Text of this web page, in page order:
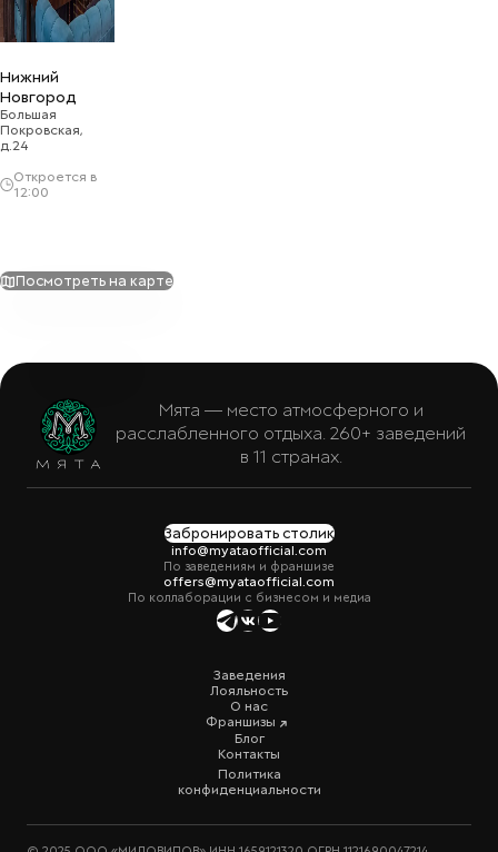
Нижний
Новгород
Большая
Покровская,
д.24
Откроется в
12:00
Посмотреть на карте
Мята — место атмосферного и
расслабленного отдыха. 260+ заведений
в 11 странах.
Забронировать столик
info@myataofficial.com
По заведениям и франшизе
offers@myataofficial.com
По коллаборации с бизнесом и медиа
Заведения
Лояльность
О нас
Франшизы
Блог
Контакты
Политика
конфиденциальности